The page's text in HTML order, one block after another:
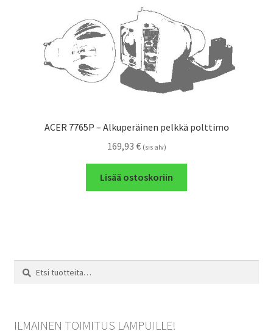
ACER 7765P – Alkuperäinen pelkkä polttimo
169,93 € (sis alv)
Lisää ostoskoriin
Etsi:
Haku
ILMAINEN TOIMITUS LAMPUILLE!